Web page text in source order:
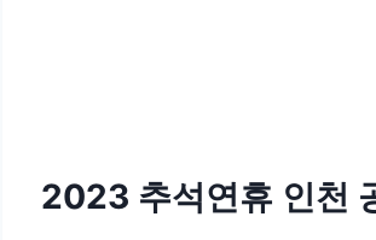
2023 추석연휴 인천